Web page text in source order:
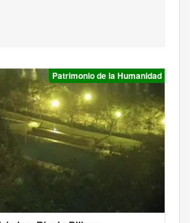
Patrimonio de la Humanidad